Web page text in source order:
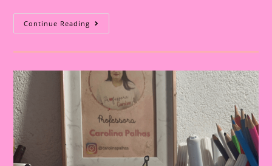
Continue Reading Cartão
Lembrança
O
Pais
|
Dia
Dos
Pais:
Celebrando
Importância
Da
Figura
Paterna